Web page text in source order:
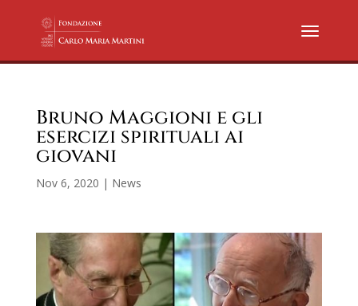
Bruno Maggioni e gli
esercizi spirituali ai
giovani
Nov 6, 2020 | News